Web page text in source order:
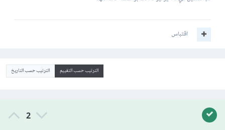
اقتباس
الترتيب حسب التقييم الترتيب حسب التاريخ
2